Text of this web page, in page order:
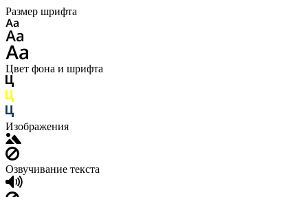
Размер шрифта
Цвет фона и шрифта
Изображения
Озвучивание текста